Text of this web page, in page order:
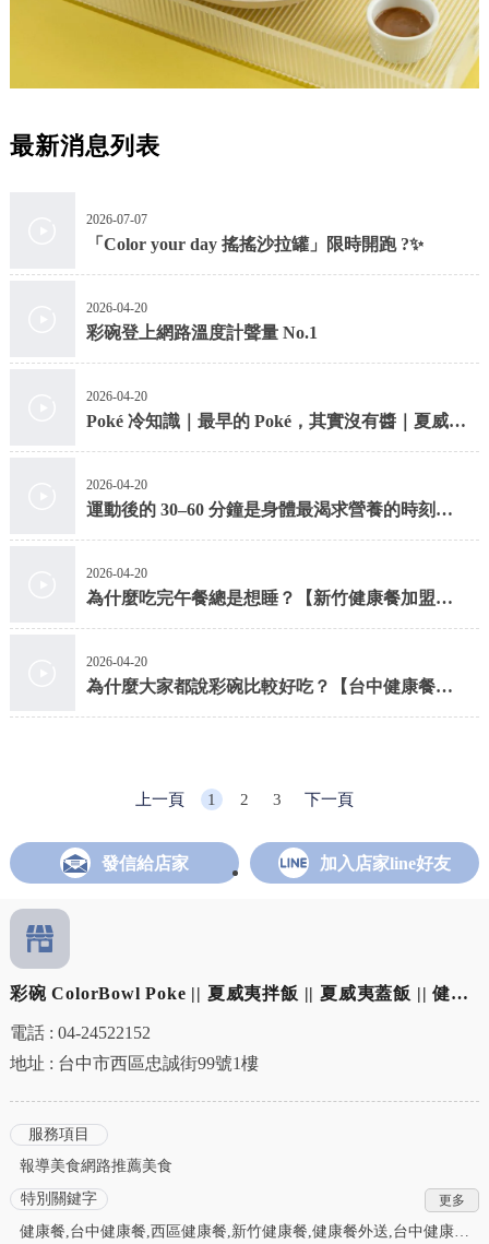
最新消息列表
2026-07-07
「Color your day 搖搖沙拉罐」限時開跑 ?✨
2026-04-20
彩碗登上網路溫度計聲量 No.1
2026-04-20
Poké 冷知識｜最早的 Poké，其實沒有醬｜夏威夷
2026-04-20
運動後的 30–60 分鐘是身體最渴求營養的時刻
2026-04-20
為什麼吃完午餐總是想睡？【新竹健康餐加盟】
2026-04-20
為什麼大家都說彩碗比較好吃？【台中健康餐】
上一頁 1 2 3 下一頁
發信給店家 加入店家line好友
彩碗 ColorBowl Poke || 夏威夷拌飯 || 夏威夷蓋飯 || 健康
餐加盟 || 夏威夷拌飯加盟 || 夏威夷蓋飯加盟
電話 : 04-24522152
地址 : 台中市西區忠誠街99號1樓
服務項目
報導美食網路推薦美食
特別關鍵字
健康餐,台中健康餐,西區健康餐,新竹健康餐,健康餐外送,台中健康餐